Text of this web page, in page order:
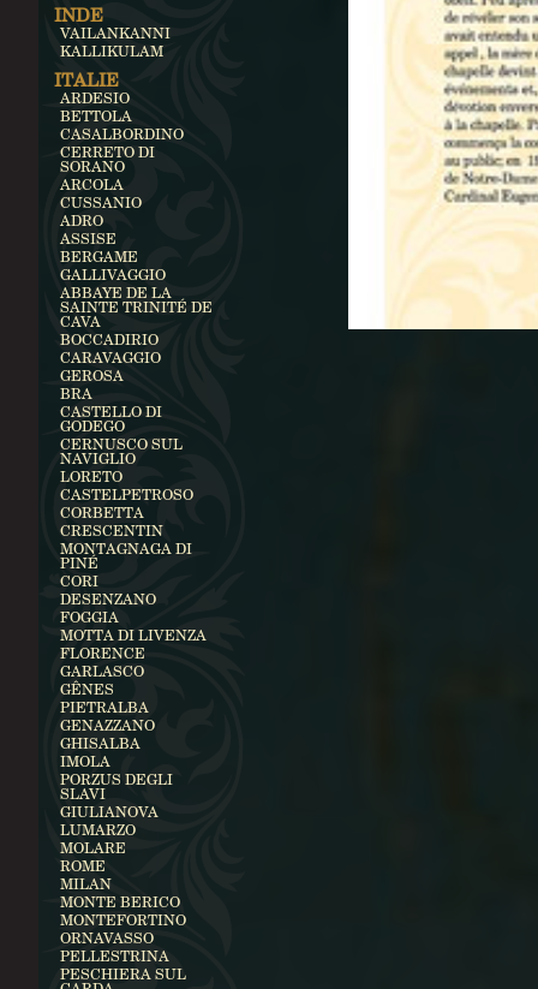
INDE
VAILANKANNI
KALLIKULAM
ITALIE
ARDESIO
BETTOLA
CASALBORDINO
CERRETO DI
SORANO
ARCOLA
CUSSANIO
ADRO
ASSISE
BERGAME
GALLIVAGGIO
ABBAYE DE LA
SAINTE TRINITÉ DE
CAVA
BOCCADIRIO
CARAVAGGIO
GEROSA
BRA
CASTELLO DI
GODEGO
CERNUSCO SUL
NAVIGLIO
LORETO
CASTELPETROSO
CORBETTA
CRESCENTIN
MONTAGNAGA DI
PINÉ
CORI
DESENZANO
FOGGIA
MOTTA DI LIVENZA
FLORENCE
GARLASCO
GÊNES
PIETRALBA
GENAZZANO
GHISALBA
IMOLA
PORZUS DEGLI
SLAVI
GIULIANOVA
LUMARZO
MOLARE
ROME
MILAN
MONTE BERICO
MONTEFORTINO
ORNAVASSO
PELLESTRINA
PESCHIERA SUL